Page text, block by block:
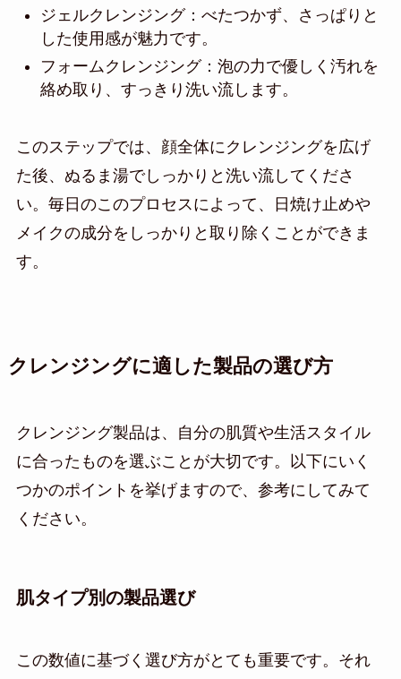
ジェルクレンジング：べたつかず、さっぱりと
した使用感が魅力です。
フォームクレンジング：泡の力で優しく汚れを
絡め取り、すっきり洗い流します。
このステップでは、顔全体にクレンジングを広げ
た後、ぬるま湯でしっかりと洗い流してくださ
い。毎日のこのプロセスによって、日焼け止めや
メイクの成分をしっかりと取り除くことができま
す。
クレンジングに適した製品の選び方
クレンジング製品は、自分の肌質や生活スタイル
に合ったものを選ぶことが大切です。以下にいく
つかのポイントを挙げますので、参考にしてみて
ください。
肌タイプ別の製品選び
この数値に基づく選び方がとても重要です。それ